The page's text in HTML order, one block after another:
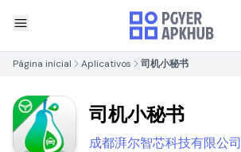
Página inicial Aplicativos 司机小秘书
司机小秘书
成都湃尔智芯科技有限公司